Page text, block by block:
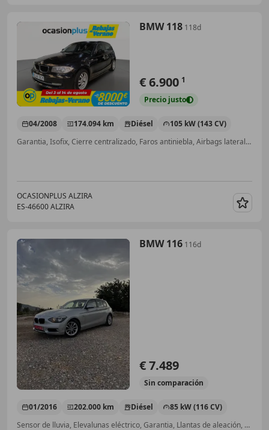
BMW 118 118d
€ 6.900 1
Precio justo
04/2008 174.094 km Diésel
105 kW (143 CV)
Garantia, Isofix, Cierre centralizado, Faros antiniebla, Airbags laterales, Ordenador
OCASIONPLUS ALZIRA
ES-46600 ALZIRA
BMW 116 116d
€ 7.489
Sin comparación
01/2016 202.000 km Diésel
85 kW (116 CV)
Sensor de lluvia, Elevalunas eléctrico, Garantia, Llantas de aleación, Volante multifunción, Faros antiniebla, Cierre centralizado, Control de tracción